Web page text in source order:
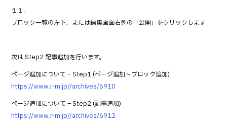
１１．
ブロック一覧の左下、または編集画面右列の「公開」をクリックします
次は Step2 記事追加を行います。
ページ追加について – Step1 (ページ追加～ブロック追加)
https://www.r-m.jp//archives/6910
ページ追加について – Step2 (記事追加)
https://www.r-m.jp//archives/6912